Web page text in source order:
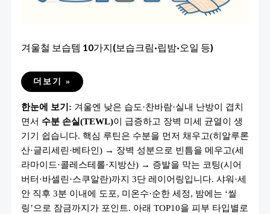
겨울철 보습템 10가지(보습크림·립밤·오일 등)
겨
보
템
10
가
지
(보
습
크
림
·
립
밤
더보기 »
한눈에 보기: 겨울엔 낮은 습도·찬바람·실내 난방이 겹치
면서 수분 손실(TEWL)이 급증하고 장벽 미세 균열이 생
기기 쉽습니다. 핵심 루틴은 수분을 먼저 채우고(히알루론
산·글리세린·베타인) → 장벽 성분으로 빈틈을 메우고(세
라마이드·콜레스테롤·지방산) → 증발을 막는 코팅(시어
버터·바셀린·스쿠알란)까지 3단 레이어링입니다. 샤워·세
안 직후 3분 이내에 도포, 미온수·순한 세정, 밤에는 ‘씰
링’으로 잠금까지가 포인트. 아래 TOP10을 피부 타입별로